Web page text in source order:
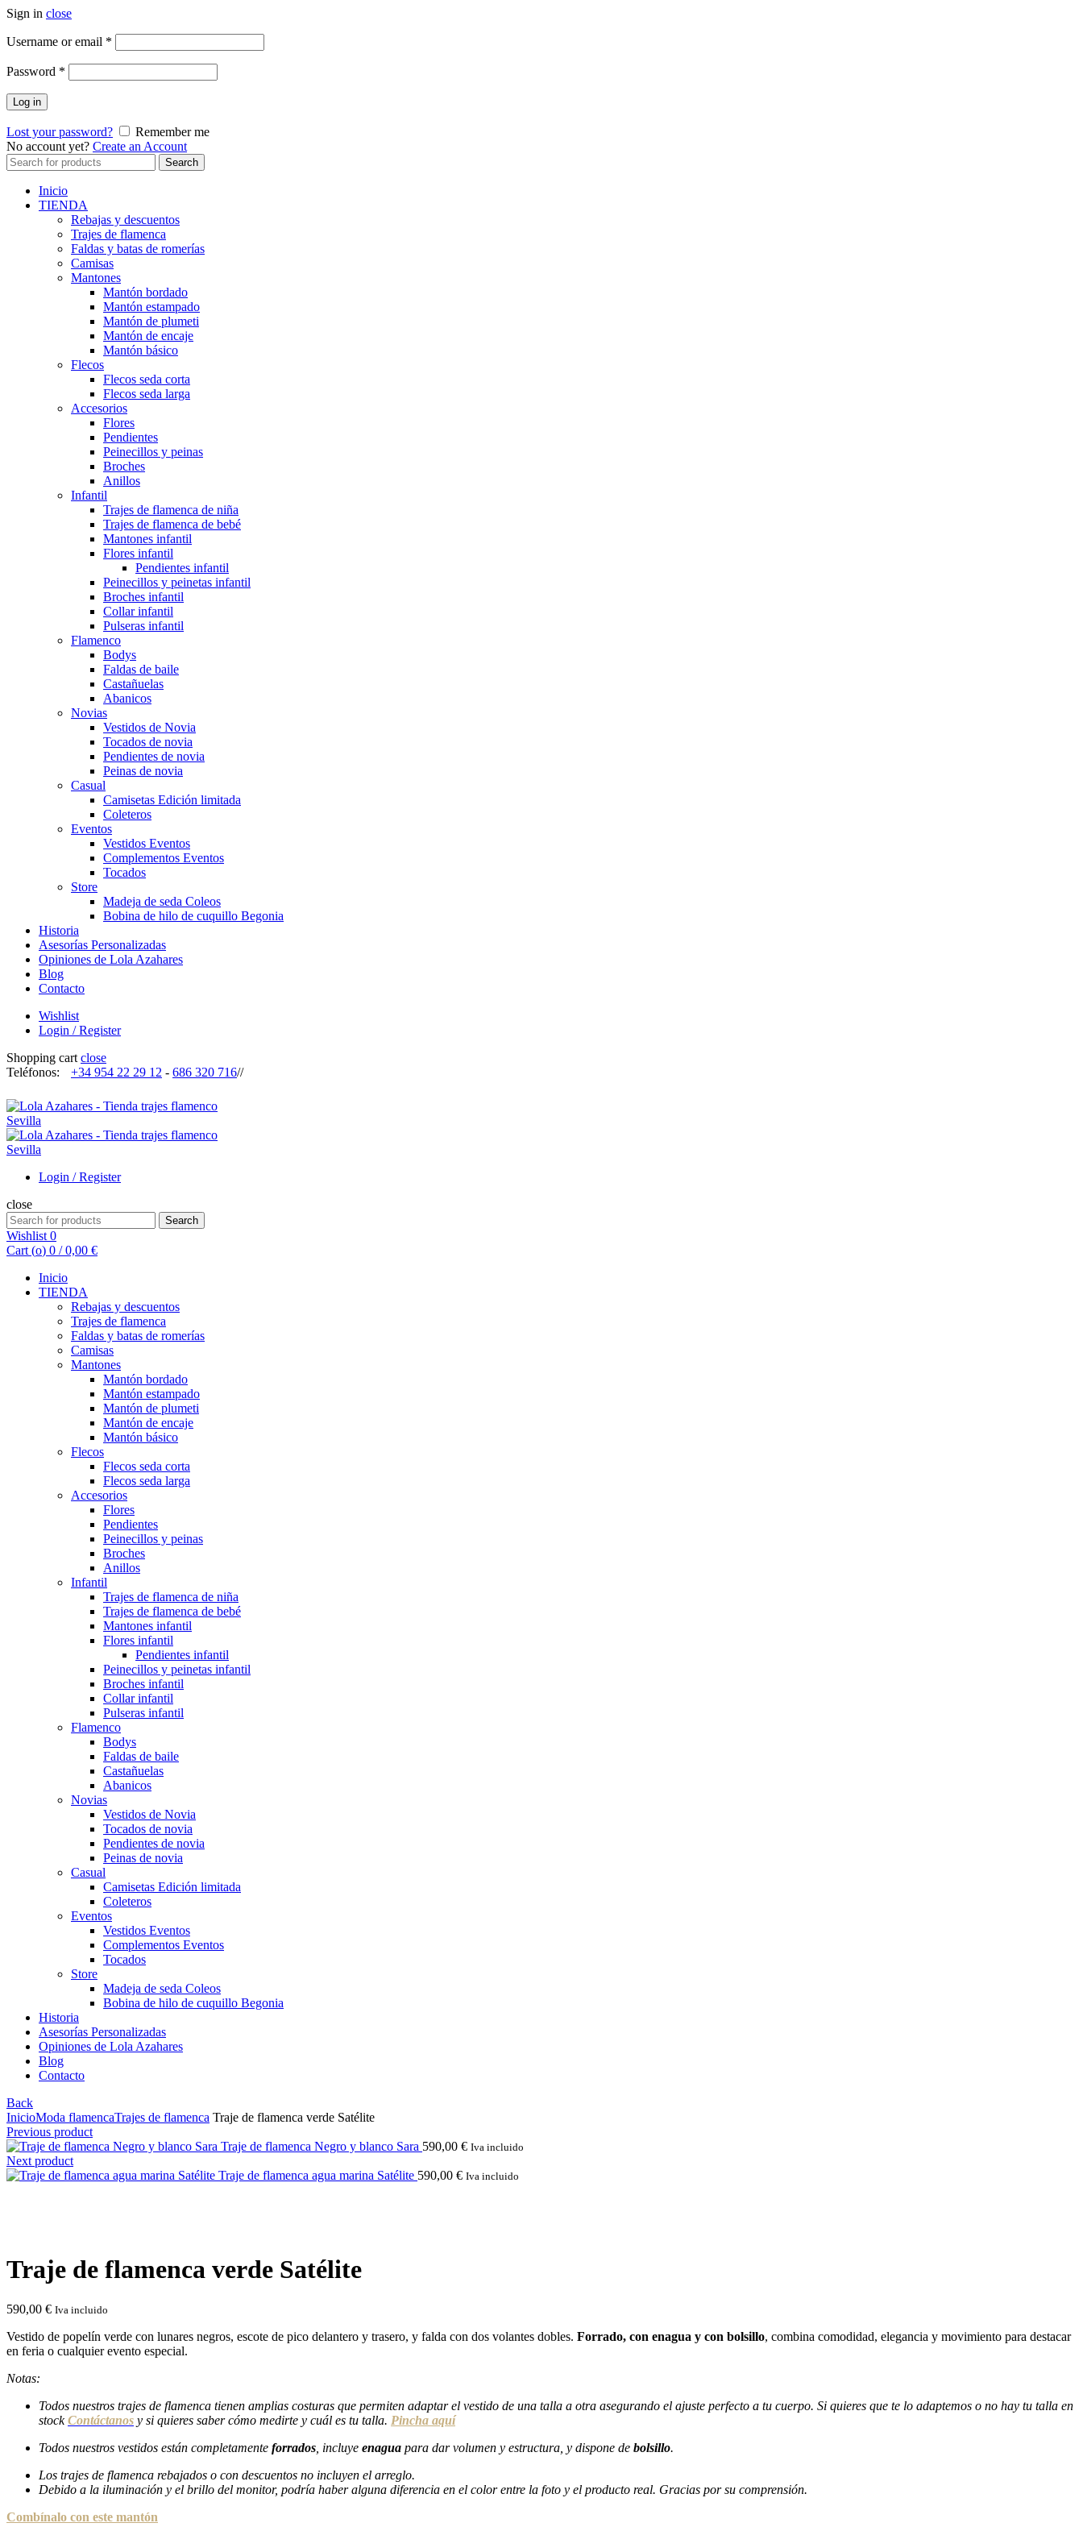
Sign in close
Username or email *
Password *
Log in
Lost your password?
Remember me
No account yet? Create an Account
Search
for:
Search
Inicio
TIENDA
Rebajas y descuentos
Trajes de flamenca
Faldas y batas de romerías
Camisas
Mantones
Mantón bordado
Mantón estampado
Mantón de plumeti
Mantón de encaje
Mantón básico
Flecos
Flecos seda corta
Flecos seda larga
Accesorios
Flores
Pendientes
Peinecillos y peinas
Broches
Anillos
Infantil
Trajes de flamenca de niña
Trajes de flamenca de bebé
Mantones infantil
Flores infantil
Pendientes infantil
Peinecillos y peinetas infantil
Broches infantil
Collar infantil
Pulseras infantil
Flamenco
Bodys
Faldas de baile
Castañuelas
Abanicos
Novias
Vestidos de Novia
Tocados de novia
Pendientes de novia
Peinas de novia
Casual
Camisetas Edición limitada
Coleteros
Eventos
Vestidos Eventos
Complementos Eventos
Tocados
Store
Madeja de seda Coleos
Bobina de hilo de cuquillo Begonia
Historia
Asesorías Personalizadas
Opiniones de Lola Azahares
Blog
Contacto
Wishlist
Login / Register
Shopping cart close
Teléfonos:
+34 954 22 29 12 - 686 320 716//
Login / Register
close
Search
for:
Search
Wishlist 0
Cart (o) 0 / 0,00 €
Inicio
TIENDA
Rebajas y descuentos
Trajes de flamenca
Faldas y batas de romerías
Camisas
Mantones
Mantón bordado
Mantón estampado
Mantón de plumeti
Mantón de encaje
Mantón básico
Flecos
Flecos seda corta
Flecos seda larga
Accesorios
Flores
Pendientes
Peinecillos y peinas
Broches
Anillos
Infantil
Trajes de flamenca de niña
Trajes de flamenca de bebé
Mantones infantil
Flores infantil
Pendientes infantil
Peinecillos y peinetas infantil
Broches infantil
Collar infantil
Pulseras infantil
Flamenco
Bodys
Faldas de baile
Castañuelas
Abanicos
Novias
Vestidos de Novia
Tocados de novia
Pendientes de novia
Peinas de novia
Casual
Camisetas Edición limitada
Coleteros
Eventos
Vestidos Eventos
Complementos Eventos
Tocados
Store
Madeja de seda Coleos
Bobina de hilo de cuquillo Begonia
Historia
Asesorías Personalizadas
Opiniones de Lola Azahares
Blog
Contacto
Back
InicioModa flamencaTrajes de flamenca Traje de flamenca verde Satélite
Previous product
Traje de flamenca Negro y blanco Sara 590,00 € Iva incluido
Next product
Traje de flamenca agua marina Satélite 590,00 € Iva incluido
Traje de flamenca verde Satélite
590,00 € Iva incluido
Vestido de popelín verde con lunares negros, escote de pico delantero y trasero, y falda con dos volantes dobles. Forrado, con enagua y con bolsillo, combina comodidad, elegancia y movimiento para destacar
en feria o cualquier evento especial.
Notas:
Todos nuestros trajes de flamenca tienen amplias costuras que permiten adaptar el vestido de una talla a otra asegurando el ajuste perfecto a tu cuerpo. Si quieres que te lo adaptemos o no hay tu talla en
stockContáctanos y si quieres saber cómo medirte y cuál es tu talla. Pincha aquí
Todos nuestros vestidos están completamente forrados , incluye enagua para dar volumen y estructura, y dispone de bolsillo.
Los trajes de flamenca rebajados o con descuentos no incluyen el arreglo.
Debido a la iluminación y el brillo del monitor, podría haber alguna diferencia en el color entre la foto y el producto real. Gracias por su comprensión.
Combínalo con este mantón